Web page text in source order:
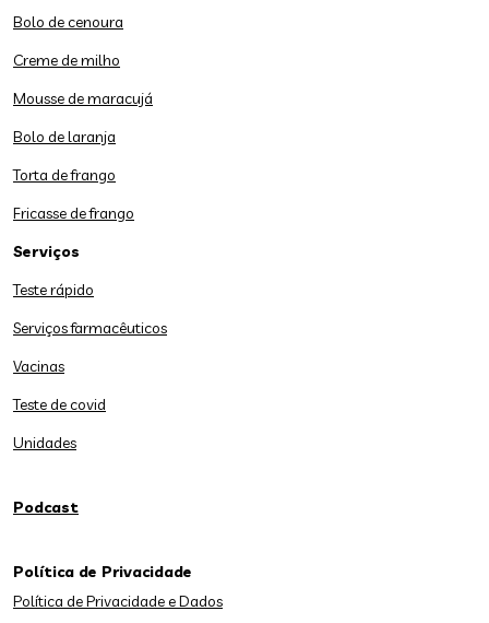
Bolo de cenoura
Creme de milho
Mousse de maracujá
Bolo de laranja
Torta de frango
Fricasse de frango
Serviços
Teste rápido
Serviços farmacêuticos
Vacinas
Teste de covid
Unidades
Podcast
Política de Privacidade
Política de Privacidade e Dados